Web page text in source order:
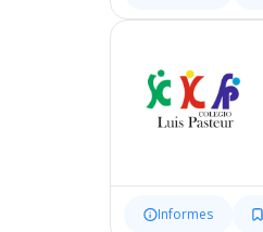
Informes